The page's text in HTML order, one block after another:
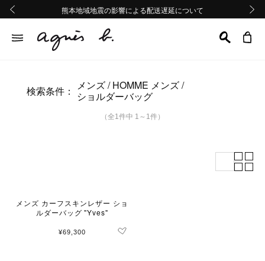
熊本地域地震の影響による配送遅延について
Summer Sale 2buy10%OFF!!
熊本地域地震の影響による配送遅延について
Summer Sale 2buy10%OFF!!
検索条件： メンズ HOMME メンズ
ショルダーバッグ
（全1件中 1～1件）
メンズ カーフスキンレザー ショ
ルダーバッグ "Yves"
¥69,300